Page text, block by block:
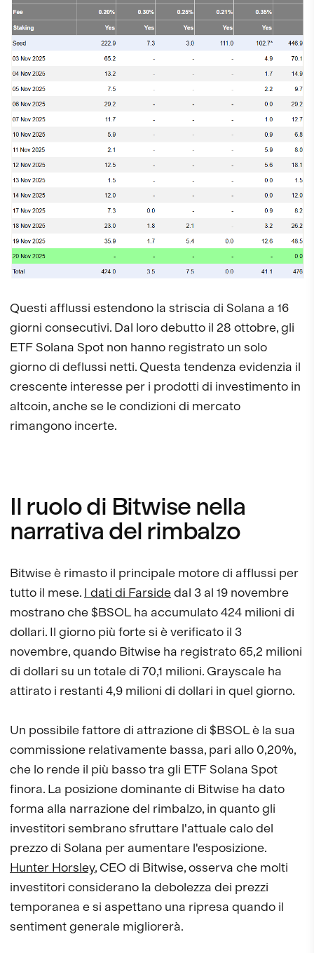
Questi afflussi estendono la striscia di Solana a 16
giorni consecutivi. Dal loro debutto il 28 ottobre, gli
ETF Solana Spot non hanno registrato un solo
giorno di deflussi netti. Questa tendenza evidenzia il
crescente interesse per i prodotti di investimento in
altcoin, anche se le condizioni di mercato
rimangono incerte.
Il ruolo di Bitwise nella
narrativa del rimbalzo
Bitwise è rimasto il principale motore di afflussi per
tutto il mese. I dati di Farsidedal 3 al 19 novembre
mostrano che $BSOL ha accumulato 424 milioni di
dollari. Il giorno più forte si è verificato il 3
novembre, quando Bitwise ha registrato 65,2 milioni
di dollari su un totale di 70,1 milioni. Grayscale ha
attirato i restanti 4,9 milioni di dollari in quel giorno.
Un possibile fattore di attrazione di $BSOL è la sua
commissione relativamente bassa, pari allo 0,20%,
che lo rende il più basso tra gli ETF Solana Spot
finora. La posizione dominante di Bitwise ha dato
forma alla narrazione del rimbalzo, in quanto gli
investitori sembrano sfruttare l'attuale calo del
prezzo di Solana per aumentare l'esposizione.
Hunter Horsley, CEO di Bitwise, osserva che molti
investitori considerano la debolezza dei prezzi
temporanea e si aspettano una ripresa quando il
sentiment generale migliorerà.